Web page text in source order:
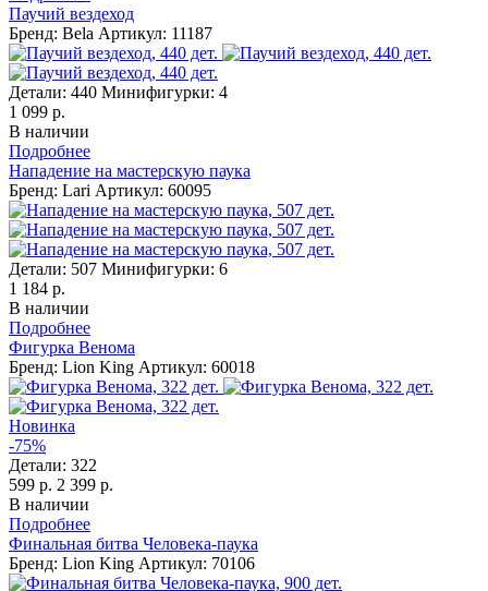
Паучий вездеход
Бренд: Bela Артикул: 11187
Детали: 440 Минифигурки: 4
1 099 р.
В наличии
Подробнее
Нападение на мастерскую паука
Бренд: Lari Артикул: 60095
Детали: 507 Минифигурки: 6
1 184 р.
В наличии
Подробнее
Фигурка Венома
Бренд: Lion King Артикул: 60018
Новинка
-75%
Детали: 322
599 р. 2 399 р.
В наличии
Подробнее
Финальная битва Человека-паука
Бренд: Lion King Артикул: 70106